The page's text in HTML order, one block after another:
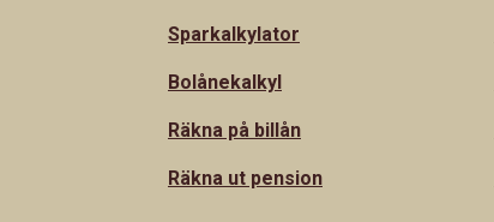
Sparkalkylator
Bolånekalkyl
Räkna på billån
Räkna ut pension